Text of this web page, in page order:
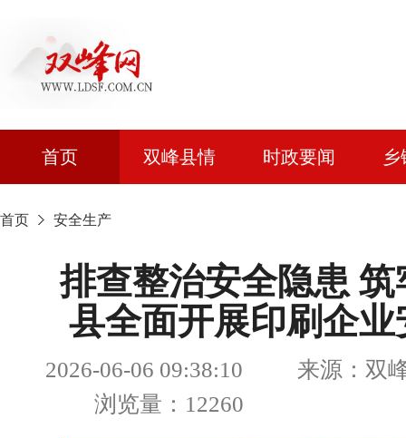
首页 双峰县情 时政要闻
首页 安全生产
排查整治安全隐患
县全面开展印刷企
2026-06-06 09:38:10 来源：双峰
浏览量：12260